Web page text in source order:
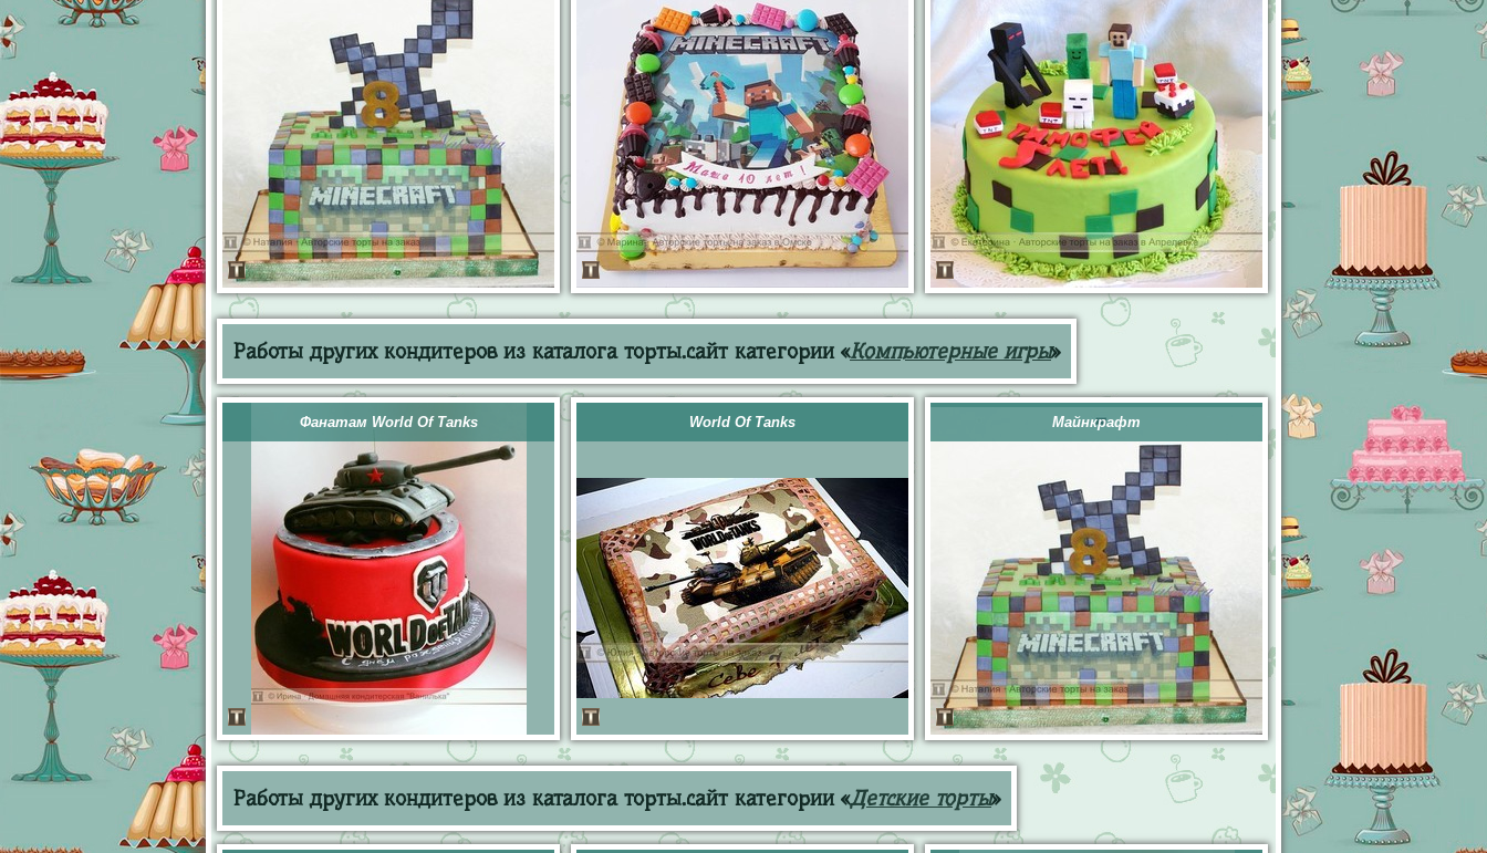
Работы других кондитеров из каталога торты.сайт категории «Компьютерные игры»
Фанатам World Of Tanks World Of Tanks Майнкрафт
Работы других кондитеров из каталога торты.сайт категории «Детские торты»